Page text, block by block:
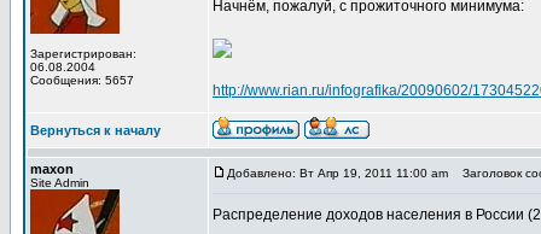
Зарегистрирован:
06.08.2004
Сообщения: 5657
Начнём, пожалуй, с прожиточного минимума:
http://www.rian.ru/infografika/20090602/
Вернуться к началу
maxon
Site Admin
Добавлено: Вт Апр 19, 2011 11:00 am Заголовок
Распределение доходов населения в России